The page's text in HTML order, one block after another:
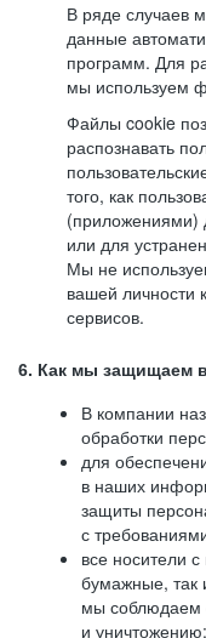
В ряде случаев
данные
программ. Для
мы используем
Файлы cookie
распознавать
того, как
(приложениями)
или для
Мы не
вашей личности
сервисов.
6. Как мы защищаем
В компании
обработки
для
в наших
защиты
с
все носители
бумажные, так
мы соблюдаем
и уничтожению;